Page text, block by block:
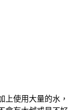
上使用大量的水，